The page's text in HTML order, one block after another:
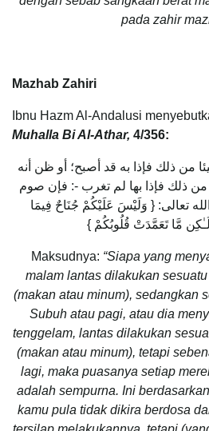
pada zahir
Mazhab Zahiri
Ibnu Hazm Al-Andalusi
Muhalla Bi Al-Athar, 4/356:
من ذلك فإذا به قد أصبح؛ أو ظن أنه
ذلك فإذا بها لم تغرب -: فإن صوم
تعالى: { وَلَيْسَ عَلَيْكُمْ جُنَاحٌ فِيمَا
مَّا تَعَمَّدَتْ قُلُوبُكُمْ }
Maksudnya: “Siapa yang
malam lantas dilakukan
(makan atau minum), sedangkan
Subuh atau pagi, atau dia
tenggelam, lantas dilakukan
(makan atau minum), tetapi
lagi, maka puasanya setiap
adalah sempurna. Ini
kamu pula tidak dikira berdosa